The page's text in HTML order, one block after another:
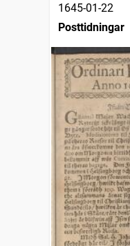
1645-01-22
Posttidningar